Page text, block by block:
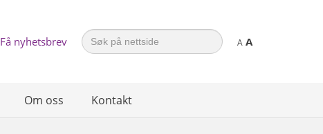
Få nyhetsbrev
Search
for: A A
Om oss Kontakt